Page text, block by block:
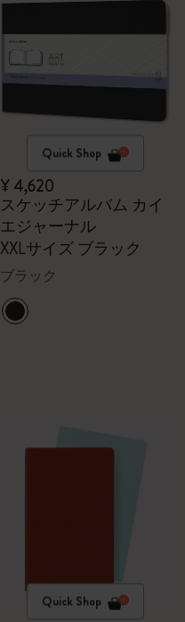
Quick Shop
¥ 4,620
スケッチアルバム カイ
エジャーナル
XXLサイズ ブラック
ブラック
Quick Shop